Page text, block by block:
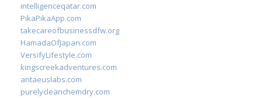
intelligenceqatar.com
PikaPikaApp.com
takecareofbusinessdfw.org
HamadaOfJapan.com
VersifyLifestyle.com
kingscreekadventures.com
antaeuslabs.com
purelycleanchemdry.com